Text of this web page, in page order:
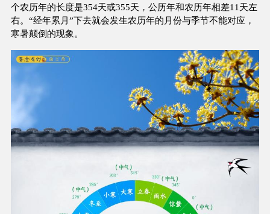
个农历年的长度是354天或355天，公历年和农历年相差11天左
右。“经年累月”下去就会发生农历年的月份与季节不能对应，
寒暑颠倒的现象。